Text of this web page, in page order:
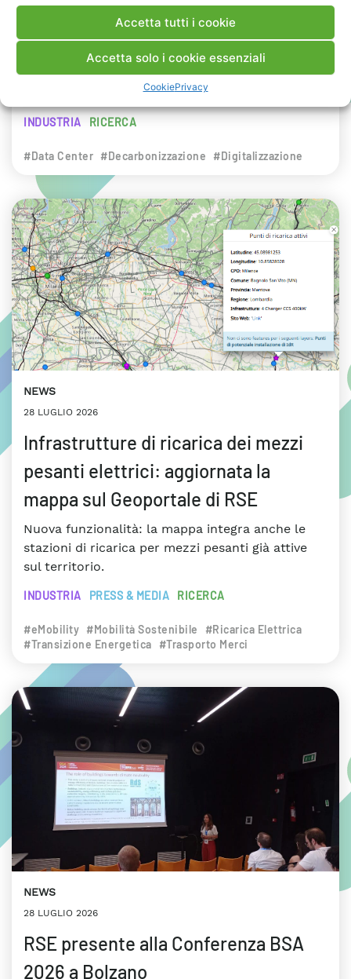
Accetta tutti i cookie
Accetta solo i cookie essenziali
CookiePrivacy
RSE è intervenuta sul tema dell’innovazione
energetica nell’ambito del convegno targato I-
INDUSTRIA RICERCA
#Data Center #Decarbonizzazione #Digitalizzazione
NEWS
28 LUGLIO 2026
Infrastrutture di ricarica dei mezzi
pesanti elettrici: aggiornata la
mappa sul Geoportale di RSE
Nuova funzionalità: la mappa integra anche le
stazioni di ricarica per mezzi pesanti già attive
sul territorio.
INDUSTRIA PRESS & MEDIA RICERCA
#eMobility #Mobilità Sostenibile
#Ricarica Elettrica
#Transizione Energetica
#Trasporto Merci
NEWS
28 LUGLIO 2026
RSE presente alla Conferenza BSA
2026 a Bolzano